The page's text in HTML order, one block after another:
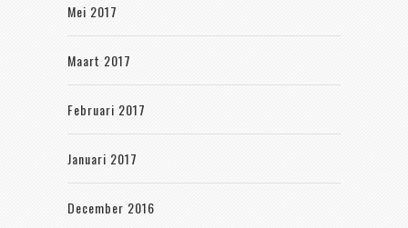
Mei 2017
Maart 2017
Februari 2017
Januari 2017
December 2016